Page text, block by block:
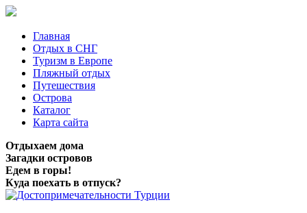
Главная
Отдых в СНГ
Туризм в Европе
Пляжный отдых
Путешествия
Острова
Каталог
Карта сайта
Отдыхаем дома
Загадки островов
Едем в горы!
Куда поехать в отпуск?